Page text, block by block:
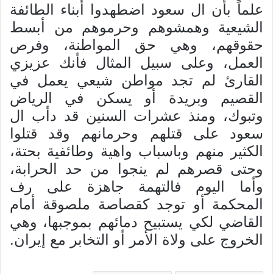
علماً بأن ال سعود اضطهدوا أبناء الطائفة
الشيعية وهمشوهم وحرموهم من أبسط
حقوقهم، وهي حق المواطنة، وفرص
العمل، وعلى سبيل المثال فأنك عزيزي
القارئ لم تجد مواطن شيعي يعمل في
القصيم وبريدة أو يسكن في الرياض
وتبوك، ومنذ عشرات السنين قد دأب ال
سعود على قتلهم وحرمانهم وقد قتلوا
الكثير منهم وباسباب واهية وطائفية بحتة،
وحتى قصرهم لم ينجوا من حد الحرابة،
وأما اليوم فالتهمة جاهزة على رف
المحكمة أو توجد كقصاصة ملصوقة أمام
القاضي لكي يستبيح دمائهم بموجبها، وهي
الخروج على ولاة الأمر أو التخابر مع إيران.